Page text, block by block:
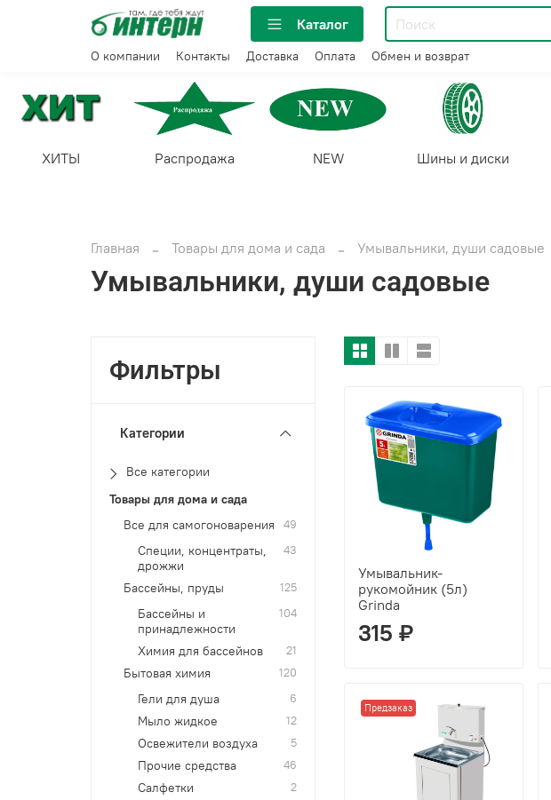
Каталог
О компании Контакты Доставка Оплата Обмен и возврат
ХИТЫ Распродажа NEW Шины и диски
Главная
Товары для дома и сада Умывальники, души садовые
Умывальники, души садовые
Умывальник-
рукомойник (5л)
Grinda
315 ₽
Предзаказ
Фильтры
Категории
Все категории
Товары для дома и сада
Все для самогоноварения
49
Специи, концентраты,
дрожжи
43
Бассейны, пруды 125
Бассейны и
принадлежности
104
Химия для бассейнов 21
Бытовая химия 120
Гели для душа 6
Мыло жидкое 12
Освежители воздуха 5
Прочие средства 46
Салфетки 2